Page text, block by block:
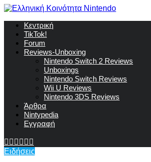
Κεντρική
TikTok!
Forum
Reviews-Unboxing
Nintendo Switch 2 Reviews
Unboxings
Nintendo Switch Reviews
Wii U Reviews
Nintendo 3DS Reviews
Άρθρα
Nintypedia
Εγγραφή
Ειδήσεις